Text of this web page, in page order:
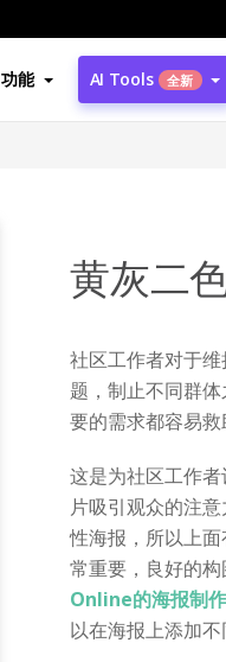
功能 AI Tools 全新
黄灰二
社区工作者对于
题，制止不同群
要的需求都容易救
这是为社区工作
片吸引观众的注
性海报，所以上
常重要，良好的
Online的海报制
以在海报上添加不